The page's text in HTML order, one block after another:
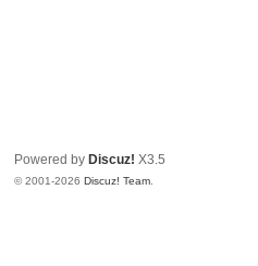
Powered by Discuz! X3.5
© 2001-2026Discuz! Team